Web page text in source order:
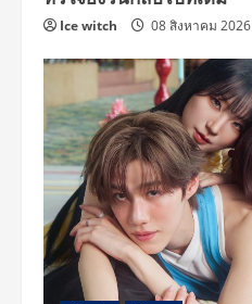
Ice witch 08 สิงหาคม 2026